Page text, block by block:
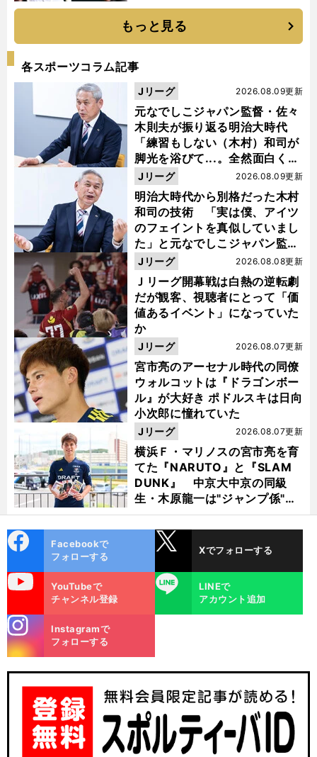
もっと見る
各スポーツコラム記事
元なでしこジャパン監督・佐々
木則夫が振り返る明治大時代
「練習もしない（木村）和司が
脚光を浴びて...。全然面白くな
い４年間でした」
2026.08.09更新
Jリーグ
明治大時代から別格だった木村
和司の技術 「実は僕、アイツ
のフェイントを真似していまし
た」と元なでしこジャパン監
督・佐々木則夫
2026.08.09更新
Jリーグ
Ｊリーグ開幕戦は白熱の逆転劇
だが観客、視聴者にとって「価
値あるイベント」になっていた
か
2026.08.08更新
Jリーグ
宮市亮のアーセナル時代の同僚
ウォルコットは『ドラゴンボー
ル』が大好き ポドルスキは日向
小次郎に憧れていた
2026.08.07更新
Jリーグ
横浜Ｆ・マリノスの宮市亮を育
てた『NARUTO』と『SLAM
DUNK』 中京大中京の同級
生・木原龍一は"ジャンプ係"だ
った
2026.08.07更新
Jリーグ
ok
Facebookで
フォローする
Xでフォローする
YouTubeで
チャンネル登録
LINE
LINEで
アカウント追加
m
Instagramで
フォローする